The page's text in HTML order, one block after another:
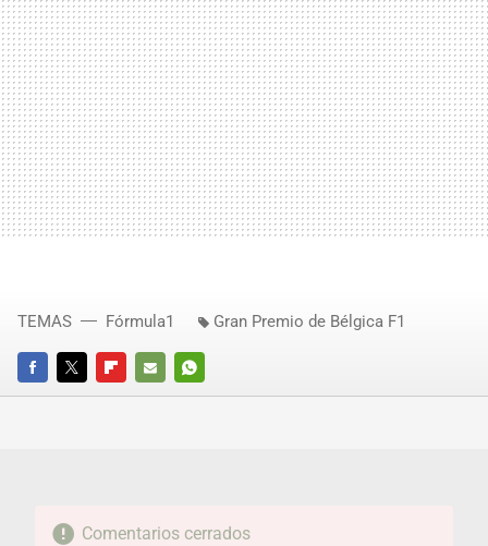
FACEBOOKTWITTERFLIPBOARD
E-
WHATSAPP
TEMAS Fórmula1 Gran Premio de Bélgica F1
Comentarios cerrados